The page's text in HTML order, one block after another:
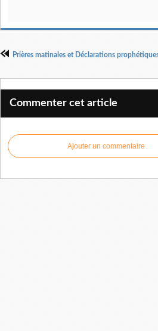
Commenter cet article
Ajouter un commentaire